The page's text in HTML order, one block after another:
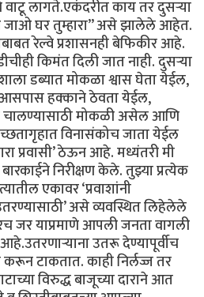
वाटू लागते.एकंदरीत काय तर दुसऱ्या
जाओ घर तुम्हारा’’ असे झालेले आहेत.
रेल्वे प्रशासनही बेफिकीर आहे.
किमंत दिली जात नाही. दुसऱ्या
डब्यात मोकळा श्वास घेता येईल,
आसपास हक्काने ठेवता येईल,
चालण्यासाठी मोकळी असेल आणि
विनासंकोच जाता येईल
प्रवासी’ ठेऊन आहे. मध्यंतरी मी
निरीक्षण केले. तुझ्या प्रत्येक
एकावर ‘प्रवाशांनी
असे व्यवस्थित लिहेलेले
याप्रमाणे आपली जनता वागली
उतरू देण्यापूर्वीच
टाकतात. काही निर्लज्ज तर
विरुद्ध बाजूच्या दाराने आत